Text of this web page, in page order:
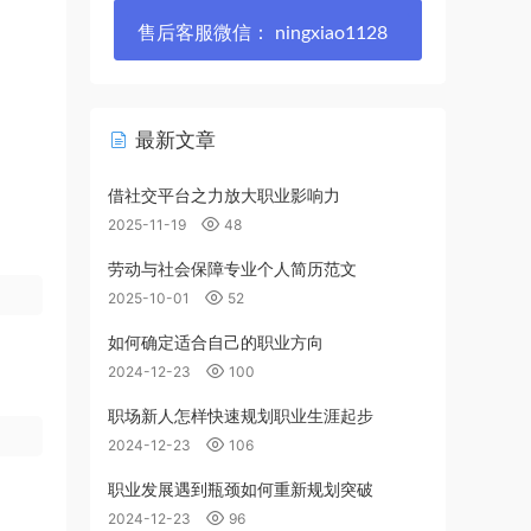
售后客服微信： ningxiao1128
最新文章
借社交平台之力放大职业影响力
2025-11-19 48
劳动与社会保障专业个人简历范文
2025-10-01 52
如何确定适合自己的职业方向
2024-12-23 100
职场新人怎样快速规划职业生涯起步
2024-12-23 106
职业发展遇到瓶颈如何重新规划突破
2024-12-23 96